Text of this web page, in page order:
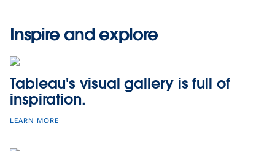
Inspire and explore
Tableau's visual gallery is full of
inspiration.
LEARN MORE